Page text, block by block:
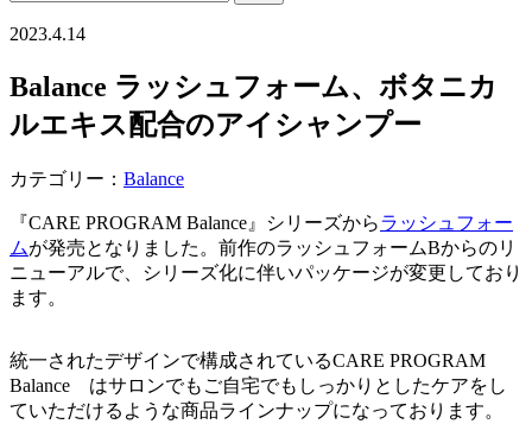
2023.4.14
Balance ラッシュフォーム、ボタニカ
ルエキス配合のアイシャンプー
カテゴリー： Balance
『CARE PROGRAM Balance』シリーズからラッシュフォー
ムが発売となりました。前作のラッシュフォームBからのリ
ニューアルで、シリーズ化に伴いパッケージが変更しており
ます。
統一されたデザインで構成されているCARE PROGRAM
Balance はサロンでもご自宅でもしっかりとしたケアをし
ていただけるような商品ラインナップになっております。